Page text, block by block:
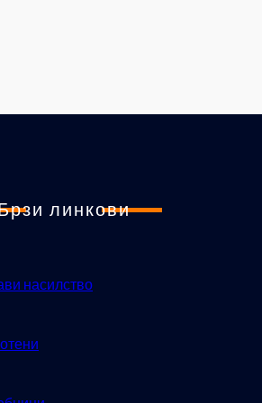
линкови
насилство